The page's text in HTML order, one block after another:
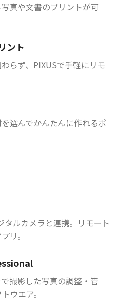
真や文書のプリントが可
ント
らず、PIXUSで手軽にリモ
選んでかんたんに作れるポ
ルカメラと連携。リモート
リ。
撮影した写真の調整・管
ウエア。